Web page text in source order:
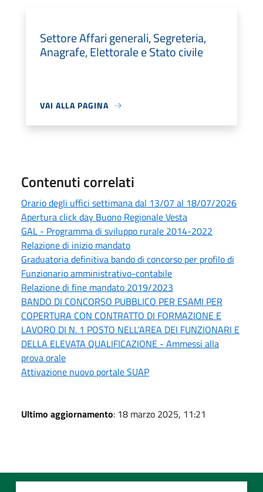
Settore Affari generali, Segreteria,
Anagrafe, Elettorale e Stato civile
VAI ALLA PAGINA
Contenuti correlati
Orario degli uffici settimana dal 13/07 al 18/07/2026
Apertura click day Buono Regionale Vesta
GAL - Programma di sviluppo rurale 2014-2022
Relazione di inizio mandato
Graduatoria definitiva bando di concorso per profilo di
Funzionario amministrativo-contabile
Relazione di fine mandato 2019/2023
BANDO DI CONCORSO PUBBLICO PER ESAMI PER
COPERTURA CON CONTRATTO DI FORMAZIONE E
LAVORO DI N. 1 POSTO NELL’AREA DEI FUNZIONARI E
DELLA ELEVATA QUALIFICAZIONE - Ammessi alla
prova orale
Attivazione nuovo portale SUAP
Ultimo aggiornamento: 18 marzo 2025, 11:21